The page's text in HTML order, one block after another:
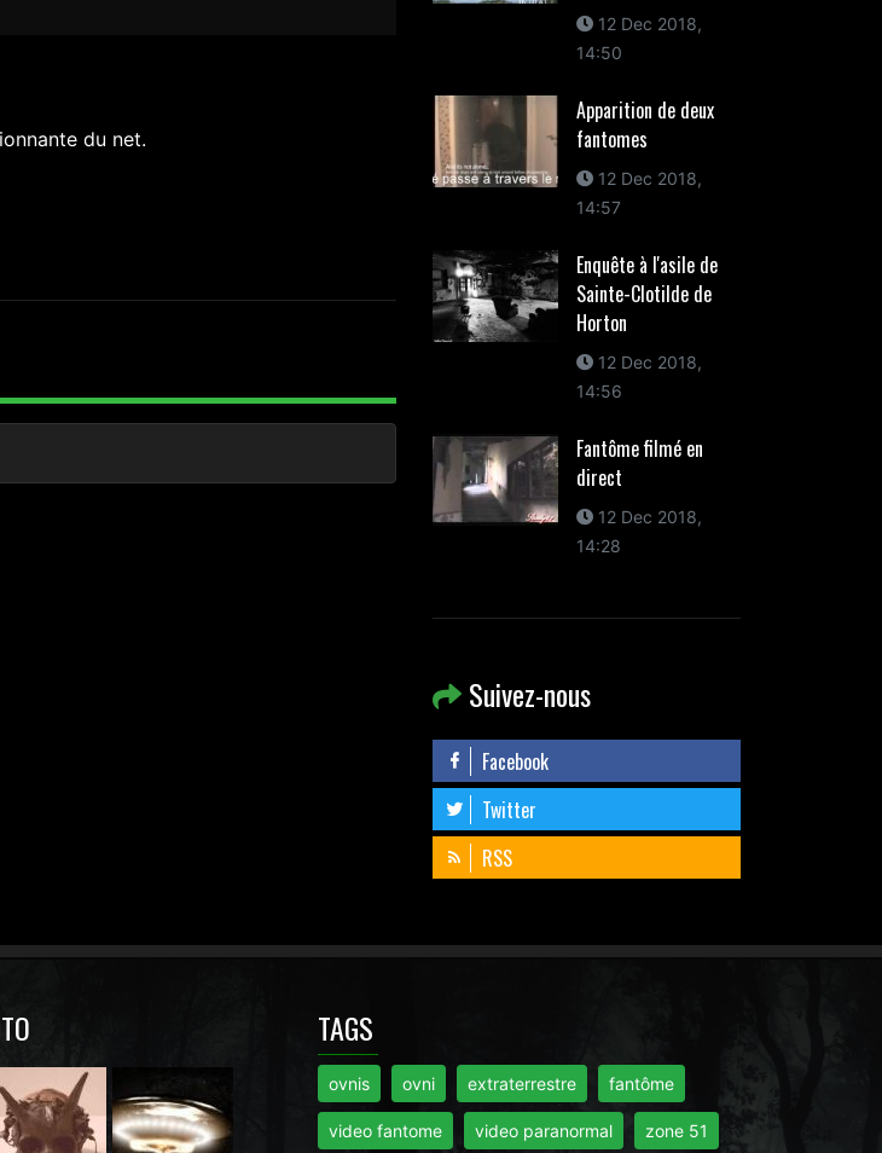
du net.
12 Dec 2018,
14:50
Apparition de deux
fantomes
12 Dec 2018,
14:57
Enquête à l'asile de
Sainte-Clotilde de
Horton
12 Dec 2018,
14:56
Fantôme filmé en
direct
12 Dec 2018,
14:28
Suivez-nous
Facebook
Twitter
RSS
TAGS
ovnis ovni extraterrestre fantôme
video fantome video paranormal zone 51